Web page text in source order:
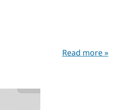
Read more »